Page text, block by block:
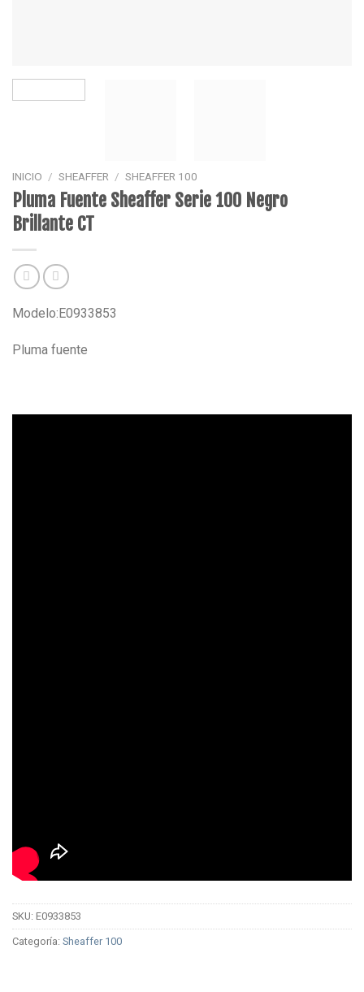
INICIO / SHEAFFER / SHEAFFER 100
Pluma Fuente Sheaffer Serie 100 Negro
Brillante CT
Modelo:E0933853
Pluma fuente
SKU: E0933853
Categoría: Sheaffer 100